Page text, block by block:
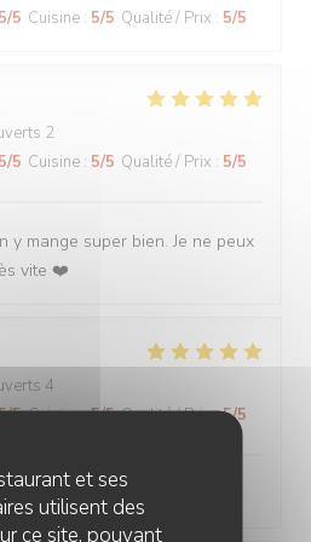
et ses
utilisent des
ce site, pouvant
5/5 Cuisine : 5/5 Qualité / Prix : 5/5
2
5/5 Cuisine : 5/5 Qualité / Prix : 5/5
y mange super bien. Je ne peux
vite ❤️
4
/5 Cuisine:5/5 Qualité / Prix:5/5
humeur ! Plats délicieux